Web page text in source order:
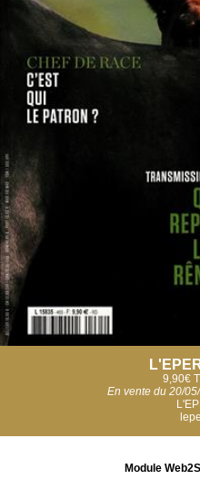
9,90€
En vente du 20/
Module